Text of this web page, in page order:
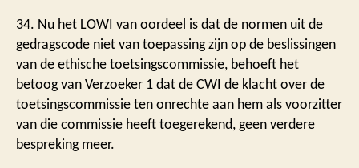
34. Nu het LOWI van oordeel is dat de normen uit de
gedragscode niet van toepassing zijn op de beslissingen
van de ethische toetsingscommissie, behoeft het
betoog van Verzoeker 1 dat de CWI de klacht over de
toetsingscommissie ten onrechte aan hem als voorzitter
van die commissie heeft toegerekend, geen verdere
bespreking meer.